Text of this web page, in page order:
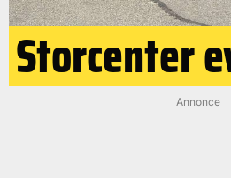
Storcenter
Annonce